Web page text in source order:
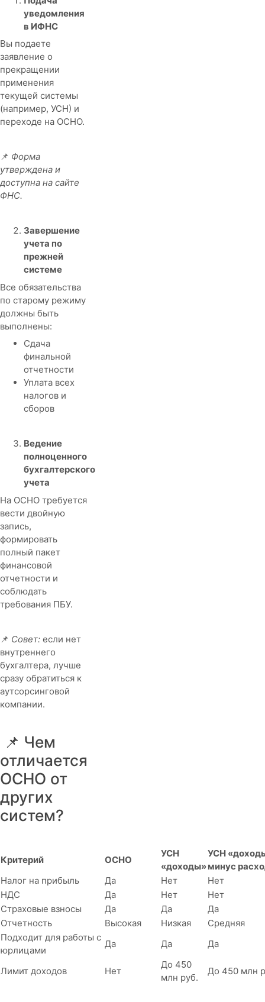
уведомления
в ИФНС
Вы подаете
заявление о
прекращении
применения
текущей системы
(например, УСН) и
переходе на ОСНО.
📌 Форма
утверждена и
доступна на сайте
ФНС.
Завершение
учета по
прежней
системе
Все обязательства
по старому режиму
должны быть
выполнены:
Сдача
финальной
отчетности
Уплата всех
налогов и
сборов
Ведение
полноценного
бухгалтерского
учета
На ОСНО требуется
вести двойную
запись,
формировать
полный пакет
финансовой
отчетности и
соблюдать
требования ПБУ.
📌 Совет: если нет
внутреннего
бухгалтера, лучше
сразу обратиться к
аутсорсинговой
компании.
📌 Чем
отличается
ОСНО от
других
систем?
Критерий ОСНО
УСН
«доходы»
УСН
минус
Налог на прибыль
Да Нет
Нет
НДС
Да Нет
Нет
Страховые взносы
Да Да
Да
Отчетность
Высокая Низкая
Средняя
Подходит для работы с
юрлицами
Да Да Да
Лимит доходов Нет
До 450
млн руб.
До 450 млн